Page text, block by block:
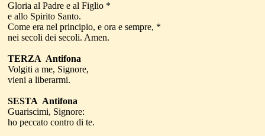
Gloria al Padre e al Figlio *
e allo Spirito Santo.
Come era nel principio, e ora e sempre, *
nei secoli dei secoli. Amen.
TERZA Antifona
Volgiti a me, Signore,
vieni a liberarmi.
SESTA Antifona
Guariscimi, Signore:
ho peccato contro di te.